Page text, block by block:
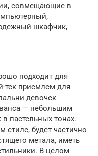
совмещающие в
шкафчик,
подходит для
тек приемлем для
девочек
— небольшим
пастельных тонах.
стиле, будет частично
метала, иметь
В целом